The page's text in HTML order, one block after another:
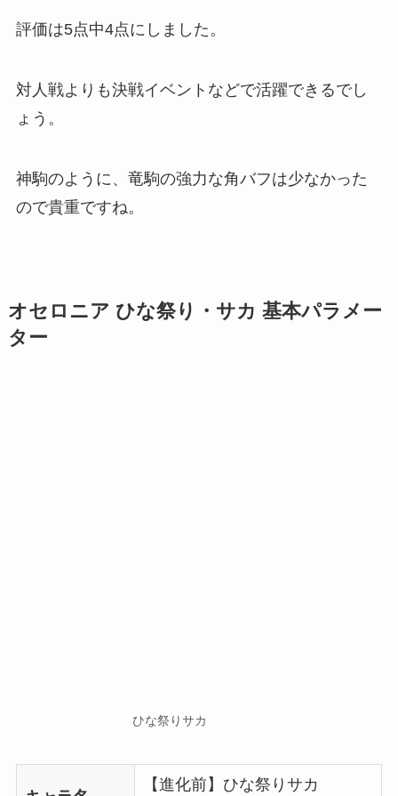
評価は5点中4点にしました。
対人戦よりも決戦イベントなどで活躍できるでし
ょう。
神駒のように、竜駒の強力な角バフは少なかった
ので貴重ですね。
オセロニア ひな祭り・サカ 基本パラメー
ター
ひな祭りサカ
【進化前】ひな祭りサカ